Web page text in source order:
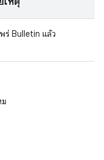
ร่ Bulletin แล้ว
ม